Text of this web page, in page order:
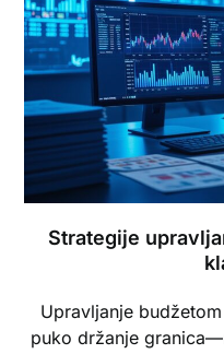
Strategije
Upravljanje
puko držanje